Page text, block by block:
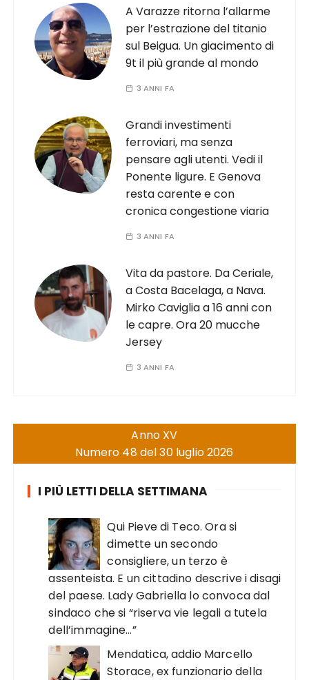
A Varazze ritorna l’allarme
per l’estrazione del titanio
sul Beigua. Un giacimento di
9t il più grande al mondo
3 ANNI FA
Grandi investimenti
ferroviari, ma senza
pensare agli utenti. Vedi il
Ponente ligure. E Genova
resta carente e con
cronica congestione viaria
3 ANNI FA
Vita da pastore. Da Ceriale,
a Costa Bacelaga, a Nava.
Mirko Caviglia a 16 anni con
le capre. Ora 20 mucche
Jersey
3 ANNI FA
Anno XV
Numero 48 del 30 luglio 2026
I PIÙ LETTI DELLA SETTIMANA
Qui Pieve di Teco. Ora si
dimette un secondo
consigliere, un terzo è
assenteista. E un cittadino descrive i disagi
del paese. Lady Gabriella lo convoca dal
sindaco che si “riserva vie legali a tutela
dell’immagine…”
Mendatica, addio Marcello
Storace, ex funzionario della